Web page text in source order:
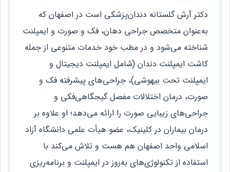
دکتر آرش گلستانه دندان‌پزشکی است در اصفهان که
به‌عنوان متخصص جراحی دهان، فک و صورت و ایمپلنت
شناخته می‌شود و در مطب خود خدمات متنوعی از جمله
کاشت ایمپلنت دندان (شامل ایمپلنت دیجیتال و
ایمپلنت تحت بیهوشی)، جراحی‌های پیشرفته فک و
صورت، درمان اختلالات مفصل گیجگاهی‌فکی و
جراحی‌های زیبایی صورت را ارائه می‌دهد؛ او علاوه بر
درمان بیماران در کلینیک، عضو هیأت علمی دانشگاه آزاد
اسلامی واحد اصفهان هم هست و تلاش می‌کند با
استفاده از تکنولوژی‌های به‌روز در ایمپلنت و برنامه‌ریزی